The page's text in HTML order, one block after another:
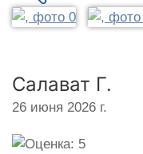
Салават Г.
26 июня 2026 г.